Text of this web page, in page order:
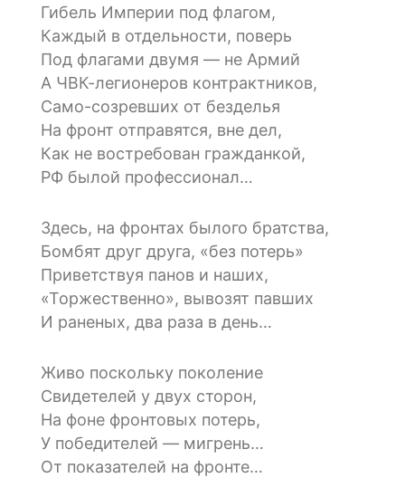
Гибель Империи под флагом,
Каждый в отдельности, поверь
Под флагами двумя — не Армий
А ЧВК-легионеров контрактников,
Само-созревших от безделья
На фронт отправятся, вне дел,
Как не востребован гражданкой,
РФ былой профессионал…
Здесь, на фронтах былого братства,
Бомбят друг друга, «без потерь»
Приветствуя панов и наших,
«Торжественно», вывозят павших
И раненых, два раза в день…
Живо поскольку поколение
Свидетелей у двух сторон,
На фоне фронтовых потерь,
У победителей — мигрень…
От показателей на фронте…